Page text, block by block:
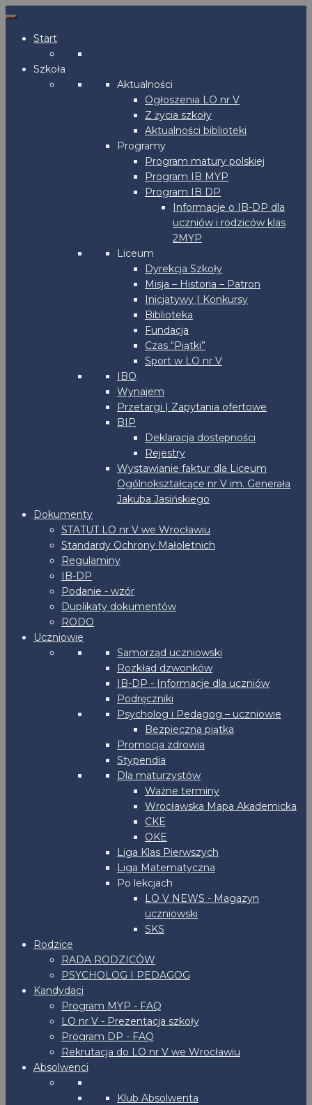
Start
Szkoła
Aktualności
Ogłoszenia LO nr V
Z życia szkoły
Aktualności biblioteki
Programy
Program matury polskiej
Program IB MYP
Program IB DP
Informacje o IB-DP dla
uczniów i rodziców klas
2MYP
Liceum
Dyrekcja Szkoły
Misja – Historia – Patron
Inicjatywy | Konkursy
Biblioteka
Fundacja
Czas “Piątki”
Sport w LO nr V
IBO
Wynajem
Przetargi | Zapytania ofertowe
BIP
Deklaracja dostępności
Rejestry
Wystawianie faktur dla Liceum
Ogólnokształcące nr V im. Generała
Jakuba Jasińskiego
Dokumenty
STATUT LO nr V we Wrocławiu
Standardy Ochrony Małoletnich
Regulaminy
IB-DP
Podanie - wzór
Duplikaty dokumentów
RODO
Uczniowie
Samorząd uczniowski
Rozkład dzwonków
IB-DP - Informacje dla uczniów
Podręczniki
Psycholog i Pedagog – uczniowie
Bezpieczna piątka
Promocja zdrowia
Stypendia
Dla maturzystów
Ważne terminy
Wrocławska Mapa Akademicka
CKE
OKE
Liga Klas Pierwszych
Liga Matematyczna
Po lekcjach
LO V NEWS - Magazyn
uczniowski
SKS
Rodzice
RADA RODZICÓW
PSYCHOLOG I PEDAGOG
Kandydaci
Program MYP - FAQ
LO nr V - Prezentacja szkoły
Program DP - FAQ
Rekrutacja do LO nr V we Wrocławiu
Absolwenci
Klub Absolwenta